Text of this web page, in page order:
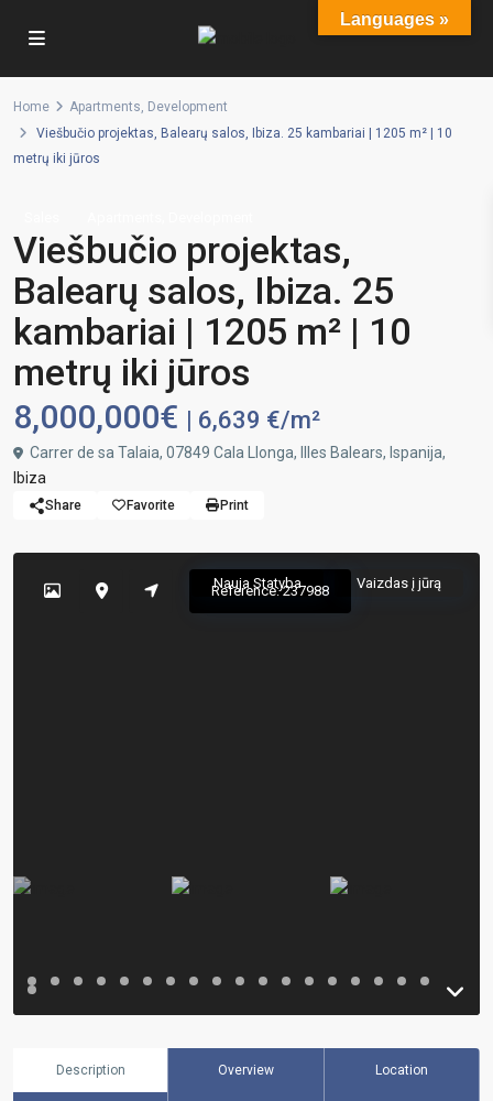
Home Apartments, Development
Viešbučio projektas, Balearų salos, Ibiza. 25 kambariai | 1205 m² | 10
metrų iki jūros
Viešbučio projektas,
Balearų salos, Ibiza. 25
kambariai | 1205 m² | 10
metrų iki jūros
8,000,000€ | 6,639 €/m²
Carrer de sa Talaia, 07849 Cala Llonga, Illes Balears, Ispanija,
Ibiza
Share Favorite Print
Nauja Statyba Vaizdas į jūrą
Reference: 237988
Description Overview Location
Languages »